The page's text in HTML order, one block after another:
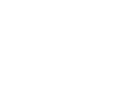
E E-250
E E-250
E E-250
E E-250
E E-250